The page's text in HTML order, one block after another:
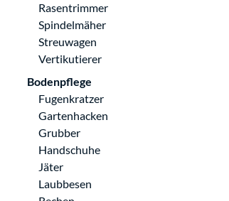
Rasentrimmer
Spindelmäher
Streuwagen
Vertikutierer
Bodenpflege
Fugenkratzer
Gartenhacken
Grubber
Handschuhe
Jäter
Laubbesen